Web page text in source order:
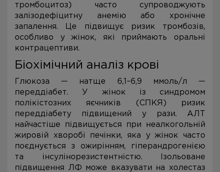
тромбоцитоз) часто супроводжують
залізодефіцитну анемію або хронічне
запалення. Це підвищує ризик тромбозів,
особливо у жінок, які приймають оральні
контрацептиви.
Біохімічний аналіз крові
Глюкоза — натще 6,1–6,9 ммоль/л —
переддіабет. У жінок із синдромом
полікістозних яєчників (СПКЯ) ризик
переддіабету підвищений у рази. АЛТ
найчастіше підвищується при неалкогольній
жировій хворобі печінки, яка у жінок часто
поєднується з ожирінням, гіперандрогенією
та інсулінорезистентністю. Ізольоване
підвищення ЛФ може вказувати на холестаз